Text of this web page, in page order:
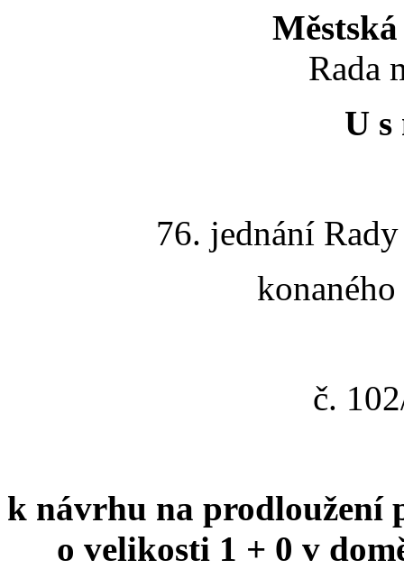
Rada
U s
76. jednání
č.
k návrhu na prodloužení
o velikosti 1 + 0 v